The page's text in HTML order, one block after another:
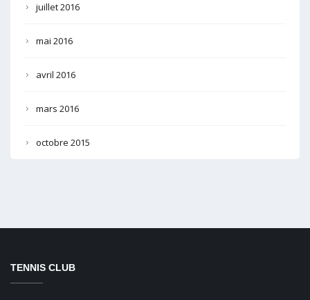
juillet 2016
mai 2016
avril 2016
mars 2016
octobre 2015
TENNIS CLUB